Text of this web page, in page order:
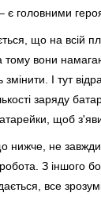
є головними
що на всій
тому вони
змінити. І тут
заряду
щоб
нижче, не
З
все